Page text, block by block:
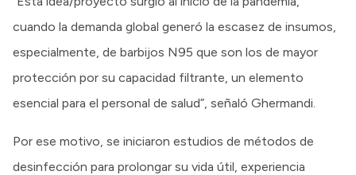
cuando la demanda global generó la escasez de insumos,
especialmente, de barbijos N95 que son los de mayor
protección por su capacidad filtrante, un elemento
esencial para el personal de salud”, señaló Ghermandi.
Por ese motivo, se iniciaron estudios de métodos de
desinfección para prolongar su vida útil, experiencia